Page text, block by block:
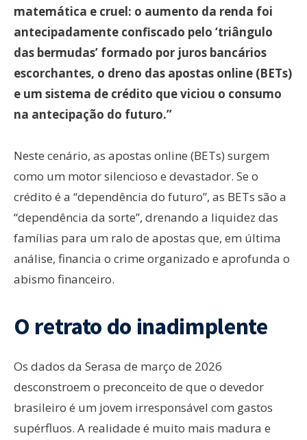
matemática e cruel: o aumento da renda foi
antecipadamente confiscado pelo ‘triângulo
das bermudas’ formado por juros bancários
escorchantes, o dreno das apostas online (BETs)
e um sistema de crédito que viciou o consumo
na antecipação do futuro.”
Neste cenário, as apostas online (BETs) surgem
como um motor silencioso e devastador. Se o
crédito é a “dependência do futuro”, as BETs são a
“dependência da sorte”, drenando a liquidez das
famílias para um ralo de apostas que, em última
análise, financia o crime organizado e aprofunda o
abismo financeiro.
O retrato do inadimplente
Os dados da Serasa de março de 2026
desconstroem o preconceito de que o devedor
brasileiro é um jovem irresponsável com gastos
supérfluos. A realidade é muito mais madura e